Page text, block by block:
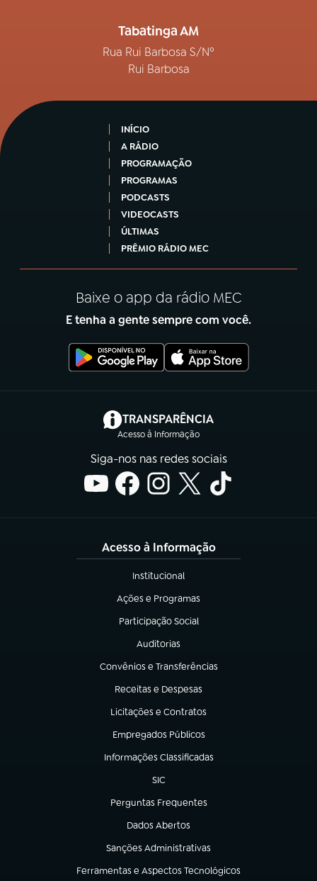
Tabatinga AM
Rua Rui Barbosa S/Nº
Rui Barbosa
INÍCIO
A RÁDIO
PROGRAMAÇÃO
PROGRAMAS
PODCASTS
VIDEOCASTS
ÚLTIMAS
PRÊMIO RÁDIO MEC
Baixe o app da rádio MEC
E tenha a gente sempre com você.
TRANSPARÊNCIA
Acesso à Informação
(abre em nova aba)
Siga-nos nas redes sociais
Acesso à Informação
Institucional
(abre em nova aba)
Ações e Programas
(abre em nova aba)
Participação Social
(abre em nova aba)
Auditorias
(abre em nova aba)
Convênios e Transferências
(abre em nova aba)
Receitas e Despesas
(abre em nova aba)
Licitações e Contratos
(abre em nova aba)
Empregados Públicos
(abre em nova aba)
Informações Classificadas
(abre em nova aba)
SIC
(abre em nova aba)
Perguntas Frequentes
(abre em nova aba)
Dados Abertos
(abre em nova aba)
Sanções Administrativas
(abre em nova aba)
Ferramentas e Aspectos Tecnológicos
(abre em nova aba)